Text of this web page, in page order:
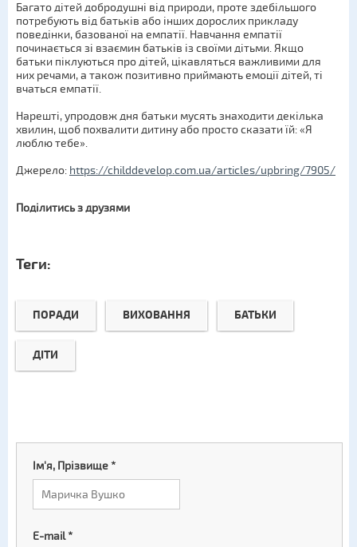
Багато дітей добродушні від природи, проте здебільшого
потребують від батьків або інших дорослих прикладу
поведінки, базованої на емпатії. Навчання емпатії
починається зі взаємин батьків із своїми дітьми. Якщо
батьки піклуються про дітей, цікавляться важливими для
них речами, а також позитивно приймають емоції дітей, ті
вчаться емпатії.
Нарешті, упродовж дня батьки мусять знаходити декілька
хвилин, щоб похвалити дитину або просто сказати їй: «Я
люблю тебе».
Джерело: https://childdevelop.com.ua/articles/upbring/7905/
Поділитись з друзями
Теги:
ПОРАДИ ВИХОВАННЯ БАТЬКИ
ДІТИ
Ім'я, Прізвище*
E-mail*